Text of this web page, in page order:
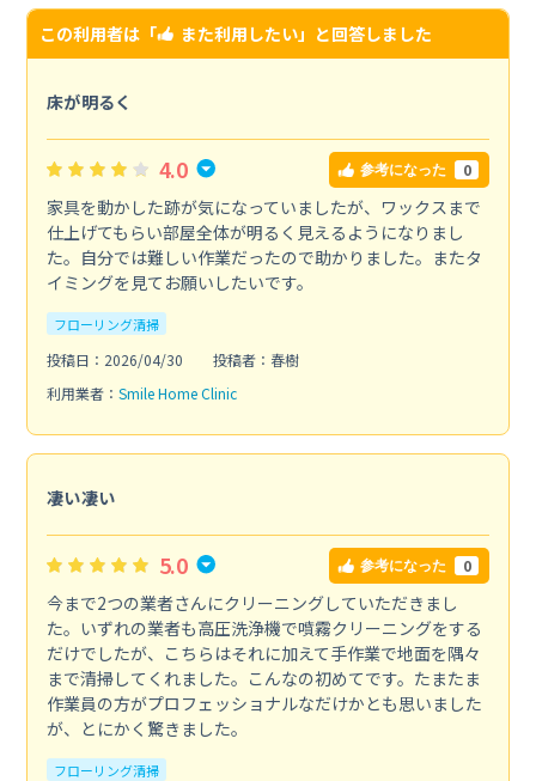
この利用者は「 また利用したい」と回答しました
床が明るく
4.0 参考になった 0
家具を動かした跡が気になっていましたが、ワックスまで
仕上げてもらい部屋全体が明るく見えるようになりまし
た。自分では難しい作業だったので助かりました。またタ
イミングを見てお願いしたいです。
フローリング清掃
投稿日：2026/04/30
投稿者：春樹
利用業者： Smile Home Clinic
凄い凄い
5.0 参考になった 0
今まで2つの業者さんにクリーニングしていただきまし
た。いずれの業者も高圧洗浄機で噴霧クリーニングをする
だけでしたが、こちらはそれに加えて手作業で地面を隅々
まで清掃してくれました。こんなの初めてです。たまたま
作業員の方がプロフェッショナルなだけかとも思いました
が、とにかく驚きました。
フローリング清掃